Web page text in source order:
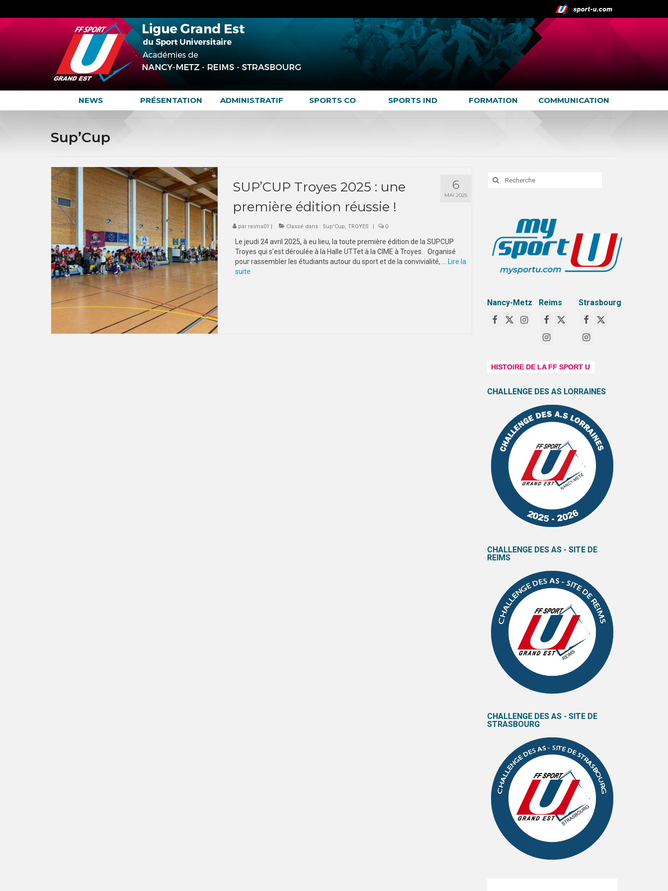
NEWS PRÉSENTATION ADMINISTRATIF SPORTS CO SPORTS IND FORMATION COMMUNICATION
Sup’Cup
6
MAI 2025
SUP’CUP Troyes 2025 : une
première édition réussie !
par reims01 | Classé dans : Sup'Cup, TROYES | 0
Le jeudi 24 avril 2025, à eu lieu, la toute première édition de la SUPCUP
Troyes qui s’est déroulée à la Halle UTTet à la CIME à Troyes. Organisé
pour rassembler les étudiants autour du sport et de la convivialité, …
Lire la
suite­­
Rechercher
Nancy-Metz Reims Strasbourg
HISTOIRE DE LA FF SPORT U
CHALLENGE DES AS LORRAINES
CHALLENGE DES AS - SITE DE
REIMS
CHALLENGE DES AS - SITE DE
STRASBOURG